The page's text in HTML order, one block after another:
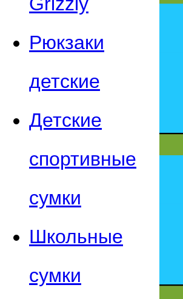
Рюкзаки
детские
Детские
спортивные
сумки
Школьные
сумки